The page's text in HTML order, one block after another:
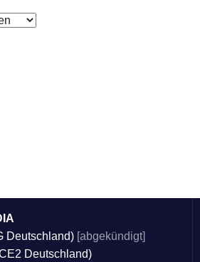
Deutschland)[abgekündigt]
Deutschland)